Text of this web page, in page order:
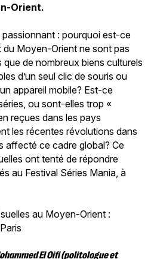
Orient.
: pourquoi est-ce
du Moyen-Orient ne sont pas
de nombreux biens culturels
d’un seul clic de souris ou
appareil mobile? Est-ce
ou sont-elles trop «
reçues dans les pays
les récentes révolutions dans
affecté ce cadre global? Ce
ont tenté de répondre
au Festival Séries Mania, à